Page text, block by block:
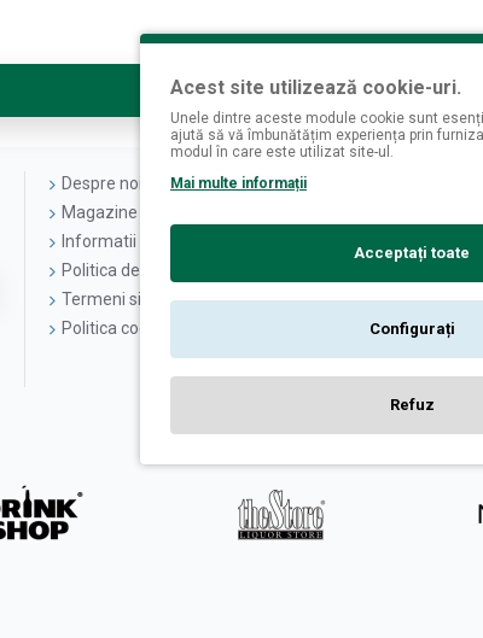
CONTINUĂ
Despre noi
Magazine fizice
Informatii livrare
Politica de confidentialitate
Termeni si conditii
Politica cookies
Acest site utilizează cookie-uri.
Unele dintre aceste module cookie sunt
ajută să vă îmbunătățim experiența prin
modul în care este utilizat site-ul.
Mai multe informații
Acceptați toate
Configurați
Refuz